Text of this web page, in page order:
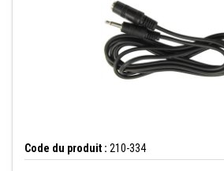
Code du produit : 210-334